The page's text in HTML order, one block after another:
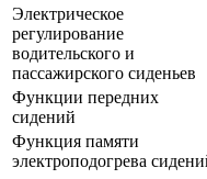
Электрическое
регулирование
водительского и
пассажирского сиденьев
Функции передних
сидений
Функция памяти
электроподогрева